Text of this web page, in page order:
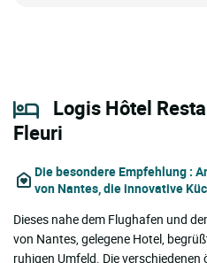
Logis Hôtel
Fleuri
Die besondere Empfehlung :
von Nantes, die innovative
Dieses nahe dem Flughafen und
von Nantes, gelegene Hotel,
ruhigen Umfeld. Die